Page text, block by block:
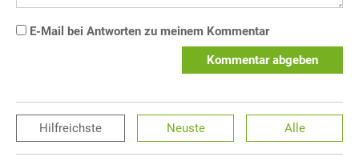
E-Mail bei Antworten zu meinem Kommentar
Kommentar abgeben
Hilfreichste Neuste Alle